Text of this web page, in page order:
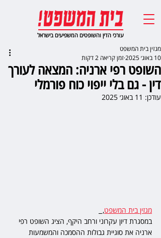
עורכי הדין והשופטים המשפיעים בישראל
השופט רפי ארניה: המצאה לעורך
דין - גם בלי ייפוי כוח פורמלי
מגזין בית המשפט
10 באוג׳ 2025
זמן קריאה 2 דקות
עודכן: 11 באוג׳ 2025
מגזין בית המשפט,
במסגרת דיון עקרוני ורחב היקף, הציג השופט רפי
ארניה את סוגיית גבולות ההסמכה והמשמעות